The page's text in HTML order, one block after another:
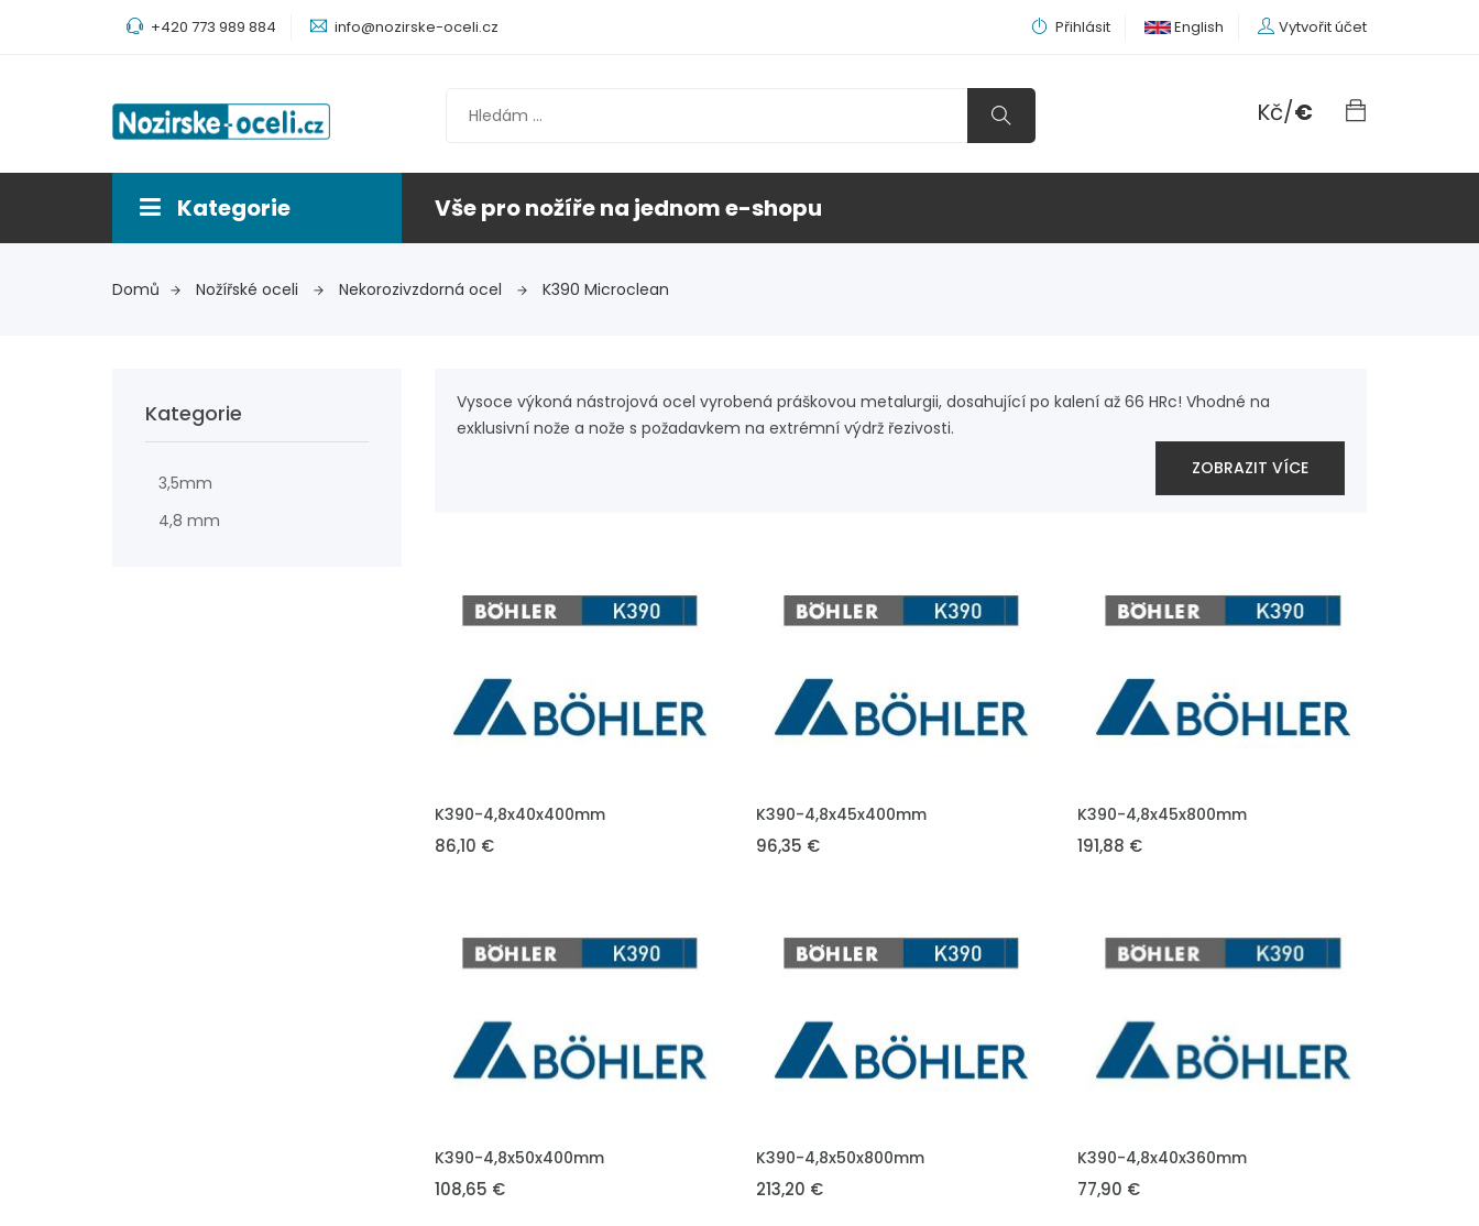
+420 773 989 884 info@nozirske-oceli.cz Přihlásit English Vytvořit účet
Kč/€
Kategorie Vše pro nožíře na jednom e-shopu
Domů Nožířské oceli Nekorozivzdorná ocel K390 Microclean
Kategorie
3,5mm
4,8 mm
Vysoce výkoná nástrojová ocel vyrobená práškovou metalurgii, dosahující po kalení až 66 HRc! Vhodné na
exklusivní nože a nože s požadavkem na extrémní výdrž řezivosti.
ZOBRAZIT VÍCE
VLOŽIT DO KOŠÍKU
K390-4,8x40x400mm
86,10 €
VLOŽIT DO KOŠÍKU
K390-4,8x45x400mm
96,35 €
VLOŽIT DO KOŠÍKU
K390-4,8x45x800mm
191,88 €
VLOŽIT DO KOŠÍKU
K390-4,8x50x400mm
108,65 €
VLOŽIT DO KOŠÍKU
K390-4,8x50x800mm
213,20 €
VLOŽIT DO KOŠÍKU
K390-4,8x40x360mm
77,90 €